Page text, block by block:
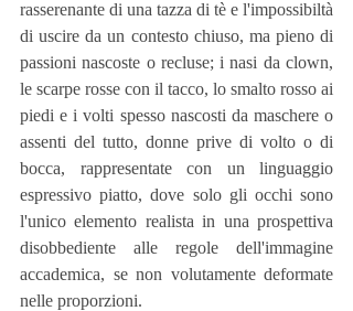
rasserenante di una tazza di tè e l'impossibiltà
di uscire da un contesto chiuso, ma pieno di
passioni nascoste o recluse; i nasi da clown,
le scarpe rosse con il tacco, lo smalto rosso ai
piedi e i volti spesso nascosti da maschere o
assenti del tutto, donne prive di volto o di
bocca, rappresentate con un linguaggio
espressivo piatto, dove solo gli occhi sono
l'unico elemento realista in una prospettiva
disobbediente alle regole dell'immagine
accademica, se non volutamente deformate
nelle proporzioni.